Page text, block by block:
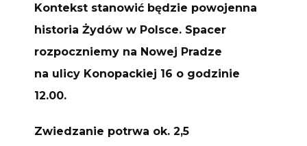
Kontekst stanowić będzie powojenna
historia Żydów w Polsce. Spacer
rozpoczniemy na Nowej Pradze
na ulicy Konopackiej 16 o godzinie
12.00.
Zwiedzanie potrwa ok. 2,5